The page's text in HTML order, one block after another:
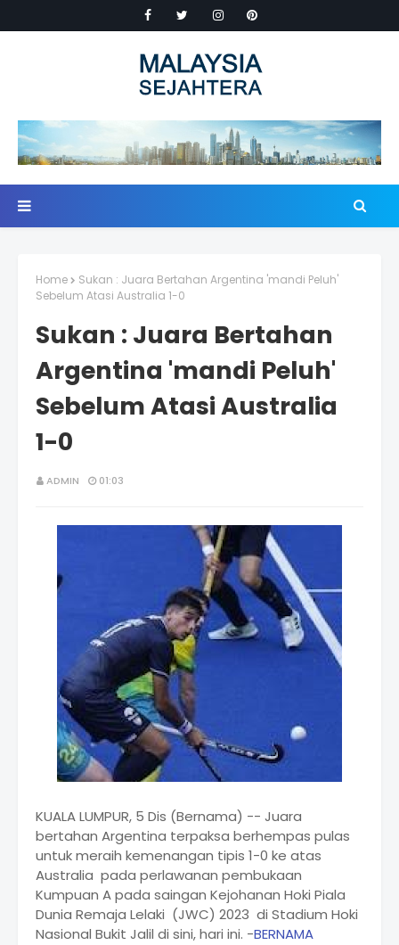
Home
Sukan : Juara Bertahan Argentina 'mandi Peluh'
Sebelum Atasi Australia 1-0
Sukan : Juara Bertahan
Argentina 'mandi Peluh'
Sebelum Atasi Australia
1-0
ADMIN 01:03
KUALA LUMPUR, 5 Dis (Bernama) -- Juara
bertahan Argentina terpaksa berhempas pulas
untuk meraih kemenangan tipis 1-0 ke atas
Australia pada perlawanan pembukaan
Kumpuan A pada saingan Kejohanan Hoki Piala
Dunia Remaja Lelaki (JWC) 2023 di Stadium Hoki
Nasional Bukit Jalil di sini, hari ini. -BERNAMA